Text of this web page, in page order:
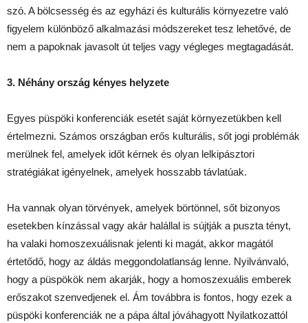
szó. A bölcsesség és az egyházi és kulturális környezetre való
figyelem különböző alkalmazási módszereket tesz lehetővé, de
nem a papoknak javasolt út teljes vagy végleges megtagadását.
3. Néhány ország kényes helyzete
Egyes püspöki konferenciák esetét saját környezetükben kell
értelmezni. Számos országban erős kulturális, sőt jogi problémák
merülnek fel, amelyek időt kérnek és olyan lelkipásztori
stratégiákat igényelnek, amelyek hosszabb távlatúak.
Ha vannak olyan törvények, amelyek börtönnel, sőt bizonyos
esetekben kínzással vagy akár halállal is sújtják a puszta tényt,
ha valaki homoszexuálisnak jelenti ki magát, akkor magától
értetődő, hogy az áldás meggondolatlanság lenne. Nyilvánvaló,
hogy a püspökök nem akarják, hogy a homoszexuális emberek
erőszakot szenvedjenek el. Ám továbbra is fontos, hogy ezek a
püspöki konferenciák ne a pápa által jóváhagyott Nyilatkozattól